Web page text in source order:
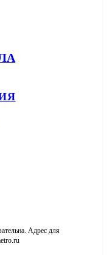
Адрес для